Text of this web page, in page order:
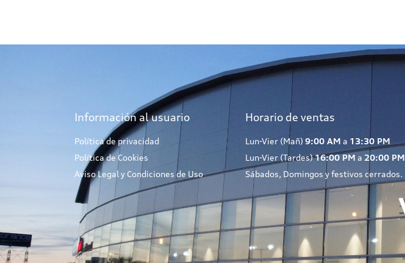
Información al usuario
Política de privacidad
Política de Cookies
Aviso Legal y Condiciones de Uso
Horario de ventas
Lun-Vier (Mañ) 9:00 AM a 13:30 PM
Lun-Vier (Tardes)16:00 PM a 20:00 PM
Sábados, Domingos y festivos cerrados.